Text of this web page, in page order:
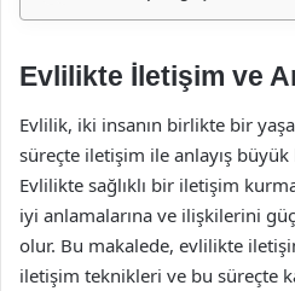
Evlilikte İletişim ve
Evlilik, iki insanın birlikte bir
süreçte iletişim ile anlayış
Evlilikte sağlıklı bir iletişim
iyi anlamalarına ve ilişkilerini
olur. Bu makalede, evlilikte
iletişim teknikleri ve bu süreçte